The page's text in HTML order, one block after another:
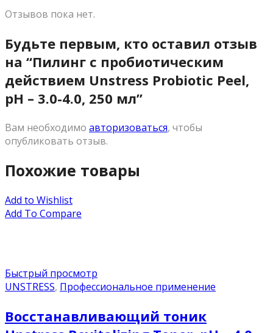
Отзывов пока нет.
Будьте первым, кто оставил отзыв
на “Пилинг с пробиотическим
действием Unstress Probiotic Peel,
pH – 3.0-4.0, 250 мл”
Вам необходимо авторизоваться, чтобы
опубликовать отзыв.
Похожие товары
Add to Wishlist
Add To Compare
Быстрый просмотр
UNSTRESS, Профессиональное применение
Восстанавливающий тоник